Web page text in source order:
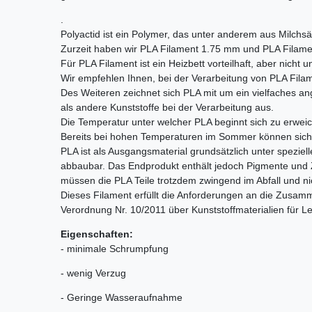
Polyactid ist ein Polymer, das unter anderem aus
Zurzeit haben wir PLA Filament 1.75 mm und PLA
Für PLA Filament ist ein Heizbett vorteilhaft, aber nicht
Wir empfehlen Ihnen, bei der Verarbeitung von PLA
Des Weiteren zeichnet sich PLA mit um ein vielfaches
als andere Kunststoffe bei der Verarbeitung aus.
Die Temperatur unter welcher PLA beginnt sich zu
Bereits bei hohen Temperaturen im Sommer können
PLA ist als Ausgangsmaterial grundsätzlich unter
abbaubar. Das Endprodukt enthält jedoch Pigmente
müssen die PLA Teile trotzdem zwingend im Abfall und
Dieses Filament erfüllt die Anforderungen an die
Verordnung Nr. 10/2011 über Kunststoffmaterialien für
Eigenschaften:
- minimale Schrumpfung
- wenig Verzug
- Geringe Wasseraufnahme